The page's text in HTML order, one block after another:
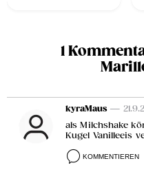
1
kyraMaus —
als Milchshake
Kugel Vanilleeis
KOMMENTIEREN